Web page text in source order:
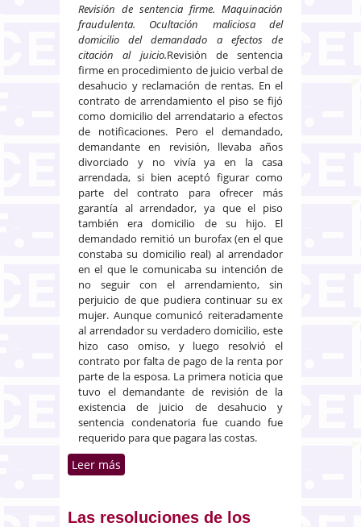
Revisión de sentencia firme. Maquinación
fraudulenta. Ocultación maliciosa del
domicilio del demandado a efectos de
citación al juicio.Revisión de sentencia
firme en procedimiento de juicio verbal de
desahucio y reclamación de rentas. En el
contrato de arrendamiento el piso se fijó
como domicilio del arrendatario a efectos
de notificaciones. Pero el demandado,
demandante en revisión, llevaba años
divorciado y no vivía ya en la casa
arrendada, si bien aceptó figurar como
parte del contrato para ofrecer más
garantía al arrendador, ya que el piso
también era domicilio de su hijo. El
demandado remitió un burofax (en el que
constaba su domicilio real) al arrendador
en el que le comunicaba su intención de
no seguir con el arrendamiento, sin
perjuicio de que pudiera continuar su ex
mujer. Aunque comunicó reiteradamente
al arrendador su verdadero domicilio, este
hizo caso omiso, y luego resolvió el
contrato por falta de pago de la renta por
parte de la esposa. La primera noticia que
tuvo el demandante de revisión de la
existencia de juicio de desahucio y
sentencia condenatoria fue cuando fue
requerido para que pagara las costas.
Leer más
efectos de citación al juicio
Las resoluciones de los